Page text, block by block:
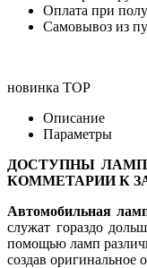
Оплата при
Самовывоз из
новинка TOP
Описание
Параметры
ДОСТУПНЫ
КОММЕТАРИИ К
Автомобильная
служат гораздо
помощью ламп
создав оригинальное